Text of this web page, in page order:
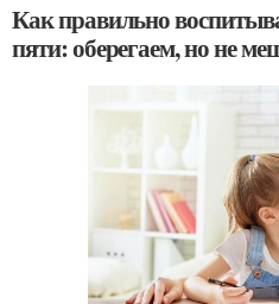
Как правильно
пяти: оберегаем, но не